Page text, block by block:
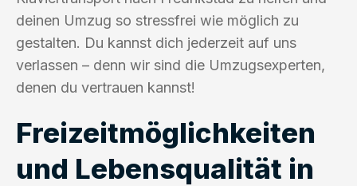
deinen Umzug so stressfrei wie möglich zu
gestalten. Du kannst dich jederzeit auf uns
verlassen – denn wir sind die Umzugsexperten,
denen du vertrauen kannst!
Freizeitmöglichkeiten
und Lebensqualität in